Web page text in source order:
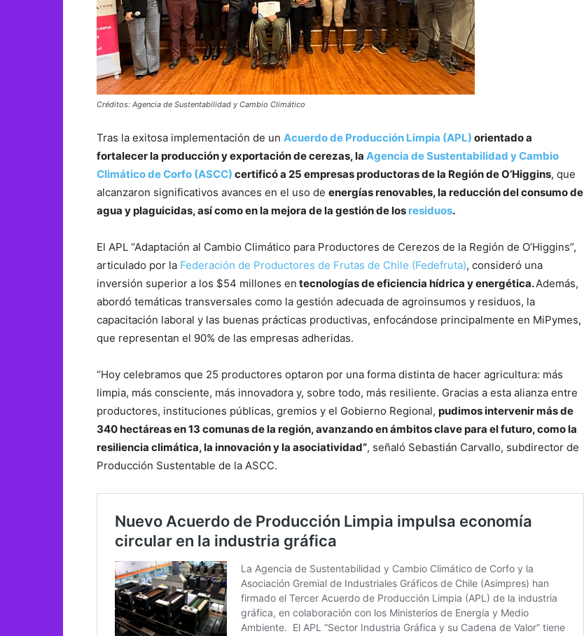
Créditos: Agencia de Sustentabilidad y Cambio Climático
Tras la exitosa implementación de un Acuerdo de Producción Limpia (APL) orientado a
fortalecer la producción y exportación de cerezas, la Agencia de Sustentabilidad y Cambio
Climático de Corfo (ASCC) certificó a 25 empresas productoras de la Región de O’Higgins, que
alcanzaron significativos avances en el uso de energías renovables, la reducción del consumo de
agua y plaguicidas, así como en la mejora de la gestión de los residuos.
El APL “Adaptación al Cambio Climático para Productores de Cerezos de la Región de O’Higgins”,
articulado por la Federación de Productores de Frutas de Chile (Fedefruta), consideró una
inversión superior a los $54 millones en tecnologías de eficiencia hídrica y energética.Además,
abordó temáticas transversales como la gestión adecuada de agroinsumos y residuos, la
capacitación laboral y las buenas prácticas productivas, enfocándose principalmente en MiPymes,
que representan el 90% de las empresas adheridas.
“Hoy celebramos que 25 productores optaron por una forma distinta de hacer agricultura: más
limpia, más consciente, más innovadora y, sobre todo, más resiliente. Gracias a esta alianza entre
productores, instituciones públicas, gremios y el Gobierno Regional, pudimos intervenir más de
340 hectáreas en 13 comunas de la región, avanzando en ámbitos clave para el futuro, como la
resiliencia climática, la innovación y la asociatividad”, señaló Sebastián Carvallo, subdirector de
Producción Sustentable de la ASCC.